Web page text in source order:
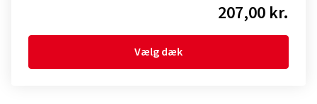
207,00 kr.
Vælg dæk